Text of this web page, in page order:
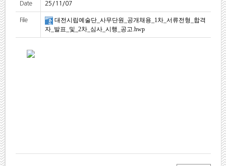
Date 25/11/07
File
대전시립예술단_사무단원_공개채용_1차_서류전형_합격
자_발표_및_2차_심사_시행_공고.hwp